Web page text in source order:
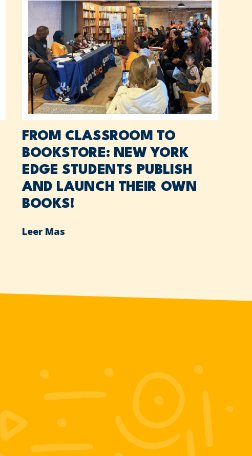
FROM CLASSROOM TO
BOOKSTORE: NEW YORK
EDGE STUDENTS PUBLISH
AND LAUNCH THEIR OWN
BOOKS!
Leer Mas